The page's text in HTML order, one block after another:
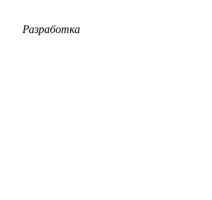
Разработка